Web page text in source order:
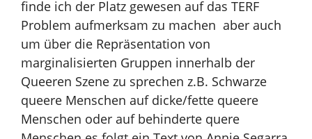
finde ich der Platz gewesen auf das TERF
Problem aufmerksam zu machen aber auch
um über die Repräsentation von
marginalisierten Gruppen innerhalb der
Queeren Szene zu sprechen z.B. Schwarze
queere Menschen auf dicke/fette queere
Menschen oder auf behinderte quere